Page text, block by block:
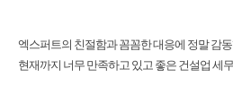
엑스퍼트의 친절함과 꼼꼼한 대응에 정말 감
현재까지 너무 만족하고 있고 좋은 건설업 세